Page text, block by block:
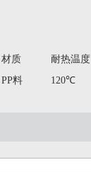
材质 耐热温度
PP料 120℃